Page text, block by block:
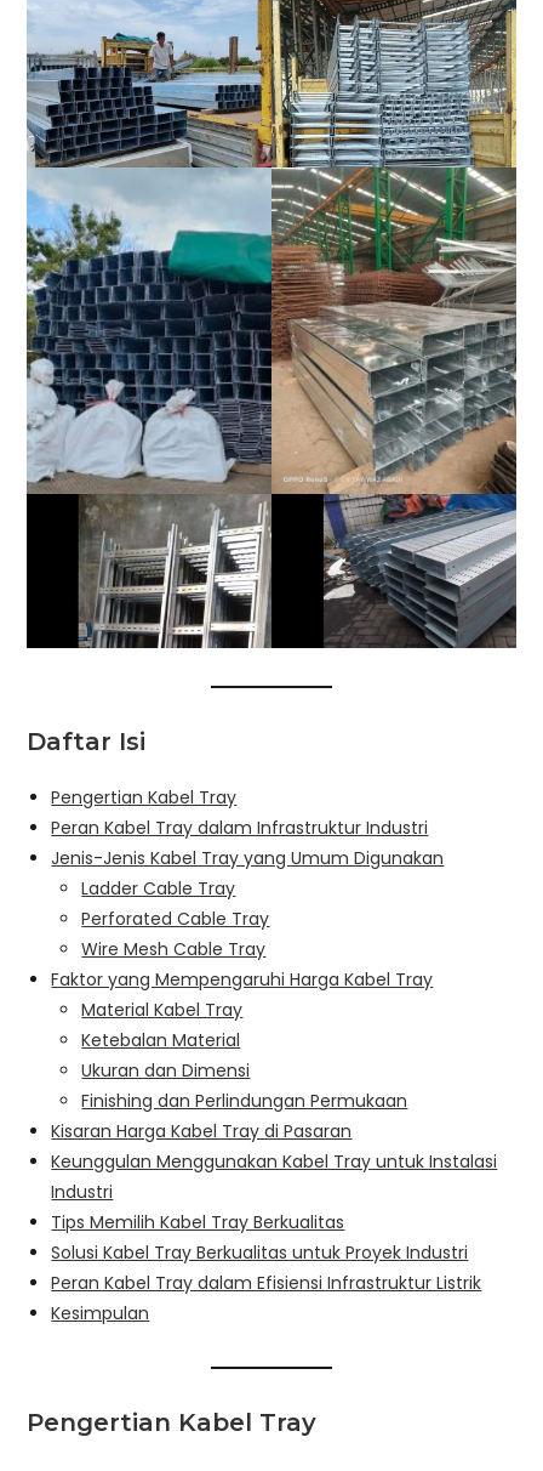
Daftar Isi
Pengertian Kabel Tray
Peran Kabel Tray dalam Infrastruktur Industri
Jenis-Jenis Kabel Tray yang Umum Digunakan
Ladder Cable Tray
Perforated Cable Tray
Wire Mesh Cable Tray
Faktor yang Mempengaruhi Harga Kabel Tray
Material Kabel Tray
Ketebalan Material
Ukuran dan Dimensi
Finishing dan Perlindungan Permukaan
Kisaran Harga Kabel Tray di Pasaran
Keunggulan Menggunakan Kabel Tray untuk Instalasi
Industri
Tips Memilih Kabel Tray Berkualitas
Solusi Kabel Tray Berkualitas untuk Proyek Industri
Peran Kabel Tray dalam Efisiensi Infrastruktur Listrik
Kesimpulan
Pengertian Kabel Tray